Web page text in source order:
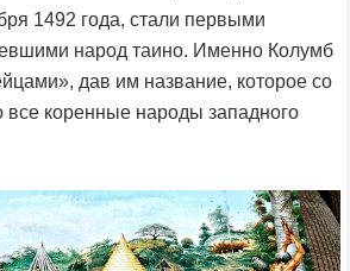
1492 года, стали первыми
народ таино. Именно Колумб
дав им название, которое со
все коренные народы западного